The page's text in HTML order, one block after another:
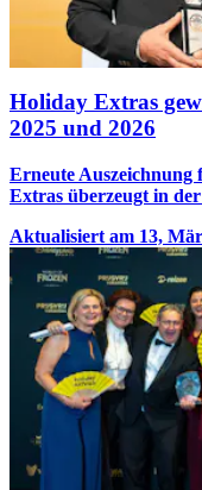
Holiday Extras
2025 und 2026
Erneute Auszeichnung
Extras überzeugt in
Aktualisiert am 13,